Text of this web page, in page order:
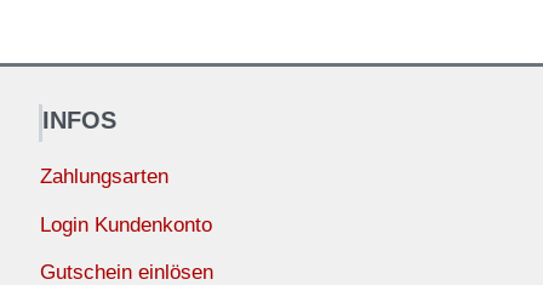
INFOS
Zahlungsarten
Login Kundenkonto
Gutschein einlösen